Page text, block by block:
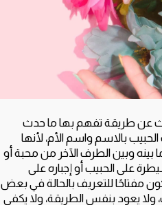
عن طريقة تفهم بها ما حدث
بالاسم واسم الأم، لأنها
وبين الطرف الآخر من محبة أو
على الحبيب أو إجباره على
مفتاحًا للتعريف بالحالة في بعض
ولا يعود بنفس الطريقة، ولا يكفي